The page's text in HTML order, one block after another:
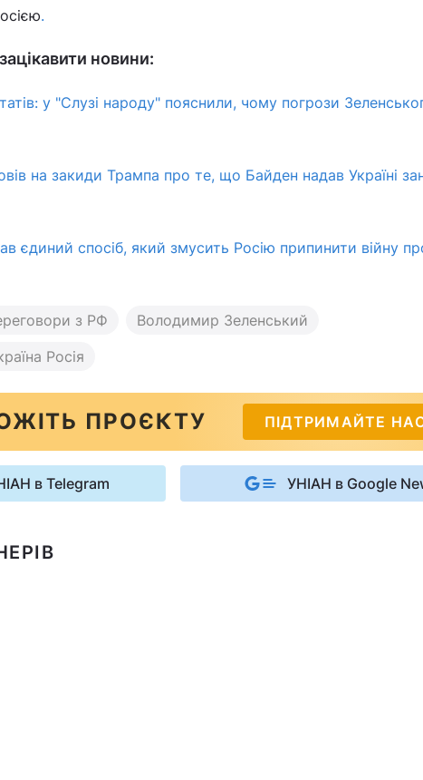
.
новини:
у "Слузі народу" пояснили, чому погрози
на закиди Трампа про те, що Байден надав Україні
єдиний спосіб, який змусить Росію припинити війну
з РФ
Володимир Зеленський
Росія
ПРОЄКТУ ПІДТРИМАЙТЕ
в Telegram УНІАН в Google